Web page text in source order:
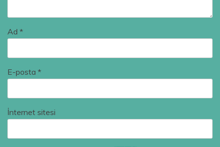
Ad *
E-posta *
İnternet sitesi